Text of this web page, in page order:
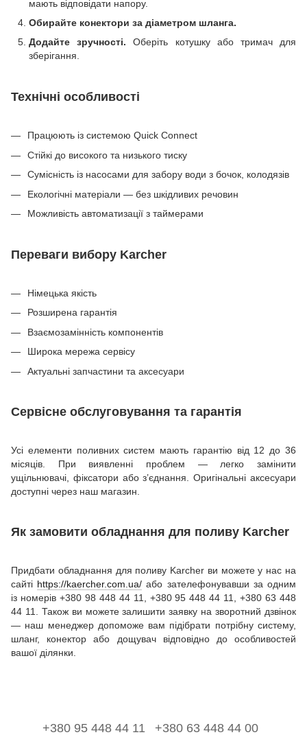
мають відповідати напору.
Обирайте конектори за діаметром шланга.
Додайте зручності. Оберіть котушку або тримач для
зберігання.
Технічні особливості
Працюють із системою Quick Connect
Стійкі до високого та низького тиску
Сумісність із насосами для забору води з бочок, колодязів
Екологічні матеріали — без шкідливих речовин
Можливість автоматизації з таймерами
Переваги вибору Karcher
Німецька якість
Розширена гарантія
Взаємозамінність компонентів
Широка мережа сервісу
Актуальні запчастини та аксесуари
Сервісне обслуговування та гарантія
Усі елементи поливних систем мають гарантію від 12 до 36
місяців. При виявленні проблем — легко замінити
ущільнювачі, фіксатори або з’єднання. Оригінальні аксесуари
доступні через наш магазин.
Як замовити обладнання для поливу Karcher
Придбати обладнання для поливу Karcher ви можете у нас на
сайті https://kaercher.com.ua/ або зателефонувавши за одним
із номерів +380 98 448 44 11, +380 95 448 44 11, +380 63 448
44 11. Також ви можете залишити заявку на зворотний дзвінок
— наш менеджер допоможе вам підібрати потрібну систему,
шланг, конектор або дощувач відповідно до особливостей
вашої ділянки.
+380 95 448 44 11 +380 63 448 44 00